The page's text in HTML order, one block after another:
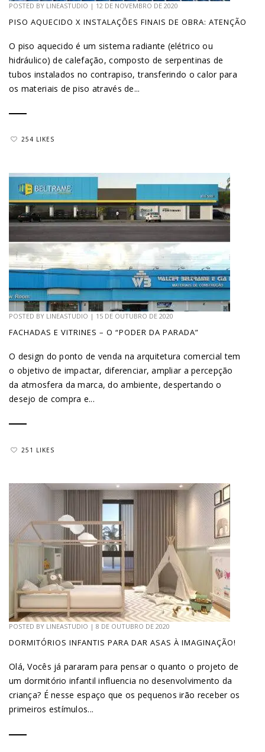
POSTED BY LINEASTUDIO | 12 DE NOVEMBRO DE 2020
PISO AQUECIDO X INSTALAÇÕES FINAIS DE OBRA: ATENÇÃO
O piso aquecido é um sistema radiante (elétrico ou
hidráulico) de calefação, composto de serpentinas de
tubos instalados no contrapiso, transferindo o calor para
os materiais de piso através de...
254 LIKES
POSTED BY LINEASTUDIO | 15 DE OUTUBRO DE 2020
FACHADAS E VITRINES – O “PODER DA PARADA”
O design do ponto de venda na arquitetura comercial tem
o objetivo de impactar, diferenciar, ampliar a percepção
da atmosfera da marca, do ambiente, despertando o
desejo de compra e...
251 LIKES
POSTED BY LINEASTUDIO | 8 DE OUTUBRO DE 2020
DORMITÓRIOS INFANTIS PARA DAR ASAS À IMAGINAÇÃO!
Olá, Vocês já pararam para pensar o quanto o projeto de
um dormitório infantil influencia no desenvolvimento da
criança? É nesse espaço que os pequenos irão receber os
primeiros estímulos...